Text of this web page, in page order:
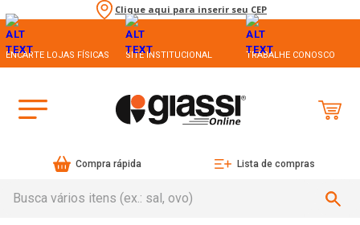
Clique aqui para inserir seu CEP
ENCARTE LOJAS FÍSICAS SITE INSTITUCIONAL TRABALHE CONOSCO
Compra rápida Lista de compras